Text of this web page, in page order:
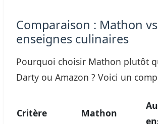
Comparaison : Mathon
enseignes culinaires
Pourquoi choisir Mathon plutôt
Darty ou Amazon ? Voici un
Critère Mathon